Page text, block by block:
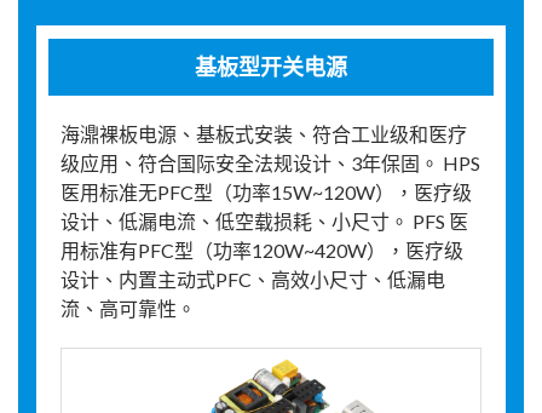
基板型开关电源
海濎裸板电源、基板式安装、符合工业级和医疗
级应用、符合国际安全法规设计、3年保固。 HPS
医用标准无PFC型（功率15W~120W），医疗级
设计、低漏电流、低空载损耗、小尺寸。 PFS 医
用标准有PFC型（功率120W~420W），医疗级
设计、内置主动式PFC、高效小尺寸、低漏电
流、高可靠性。